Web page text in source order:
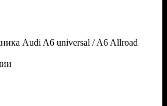
Audi A6 universal / A6 Allroad